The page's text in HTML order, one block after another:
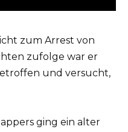
zum Arrest von
zufolge war er
und versucht,
ging ein alter